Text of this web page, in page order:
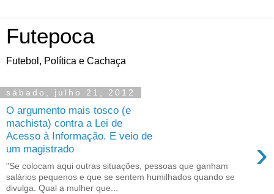
Futepoca
Futebol, Política e Cachaça
sábado, julho 21, 2012
O argumento mais tosco (e
machista) contra a Lei de
Acesso à Informação. E veio de
um magistrado
›
"Se colocam aqui outras situações, pessoas que ganham
salários pequenos e que se sentem humilhados quando se
divulga. Qual a mulher que...